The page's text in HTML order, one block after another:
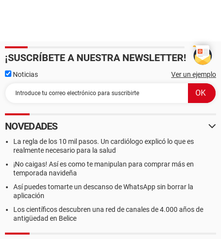
¡SUSCRÍBETE A NUESTRA NEWSLETTER!
Noticias Ver un ejemplo
NOVEDADES
La regla de los 10 mil pasos. Un cardiólogo explicó lo que es
realmente necesario para la salud
¡No caigas! Así es como te manipulan para comprar más en
temporada navideña
Así puedes tomarte un descanso de WhatsApp sin borrar la
aplicación
Los científicos descubren una red de canales de 4.000 años de
antigüedad en Belice